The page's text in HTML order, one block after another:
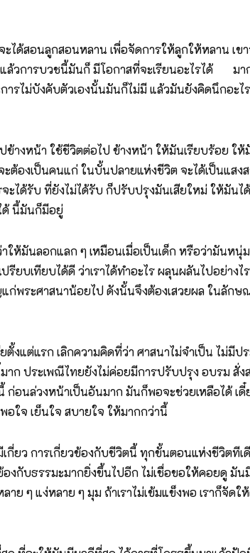
ได้สอนลูกสอนหลาน เพื่อจัดการให้ลูกให้หลาน เข
แล้วการบวชนี้มันก็ มีโอกาสที่จะเรียนอะไรได้
ารไม่บังคับตัวเองนั้นมันก็ไม่มี แล้วมันยังคิดนึกอะ
ปข้างหน้า ใช้ชีวิตต่อไป ข้างหน้า ให้มันเรียบร้อย
ต้องเป็นคนแก่ ในบั้นปลายแห่งชีวิต จะได้เป็นแส
ะได้รับ ที่ยังไม่ได้รับ ก็ปรับปรุงมันเสียใหม่ ให้มั
ด้ นี้มันก็มีอยู่
ห้มันลอกแลก ๆ เหมือนเมื่อเป็นเด็ก หรือว่ามันห
ยบเทียบได้ดี ว่าเราได้ทำอะไร ผลุนผลันไปอย่า
ก่พระศาสนาน้อยไป ดังนั้นจึงต้องเสวยผล ในลัก
แต่แรก เลิกความคิดที่ว่า ศาสนาไม่จำเป็น ไม่มีป
ประเพณีไทยยังไม่ค่อยมีการปรับปรุง อบรม สั่ง
ก่อนล่วงหน้าเป็นอันมาก มันก็พอจะช่วยเหลือได้
อใจ เย็นใจ สบายใจ ให้มากกว่านี้
กี่ยว การเกี่ยวข้องกับชีวิตนี้ ทุกขั้นตอนแห่งชีวิตที
องกับธรรมะมากยิ่งขึ้นไปอีก ไม่เชื่อขอให้คอยดู
ย ๆ แง่หลาย ๆ มุม ถ้าเราไม่เข้มแข็งพอ เราก็จัด